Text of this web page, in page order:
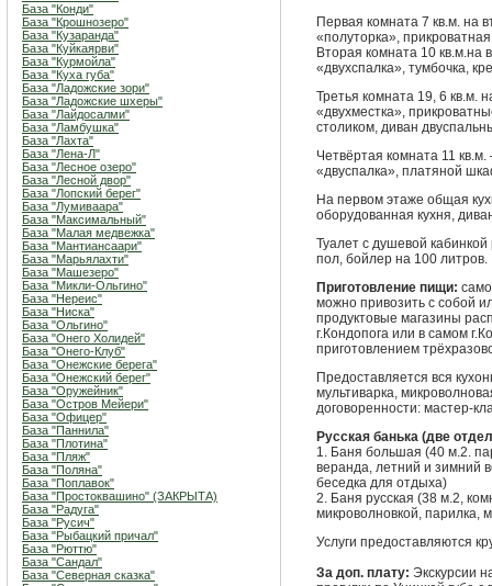
База "Конди"
База "Крошнозеро"
База "Кузаранда"
База "Куйкаярви"
База "Курмойла"
База "Куха губа"
База "Ладожские зори"
База "Ладожские шхеры"
База "Лайдосалми"
База "Ламбушка"
База "Лахта"
База "Лена-Л"
База "Лесное озеро"
База "Лесной двор"
База "Лопский берег"
База "Лумиваара"
База "Максимальный"
База "Малая медвежка"
База "Мантиансаари"
База "Марьялахти"
База "Машезеро"
База "Микли-Ольгино"
База "Нереис"
База "Ниска"
База "Ольгино"
База "Онего Холидей"
База "Онего-Клуб"
База "Онежские берега"
База "Онежский берег"
База "Оружейник"
База "Остров Мейери"
База "Офицер"
База "Паннила"
База "Плотина"
База "Пляж"
База "Поляна"
База "Поплавок"
База "Простоквашино" (ЗАКРЫТА)
База "Радуга"
База "Русич"
База "Рыбацкий причал"
База "Рюттю"
База "Сандал"
База "Северная сказка"
Первая комната 7 кв.м. на
«полуторка»,
Вторая комната 10 кв.м.на
«двухспалка», тумбочка,
Третья комната 19, 6 кв.м.
«двухместка»,
столиком, диван
Четвёртая комната 11
«двуспалка», платяной
На первом этаже общая
оборудованная кухня,
Туалет с душевой
пол, бойлер на 100 литров.
Приготовление пищи:
можно привозить с собой
продуктовые магазины
г.Кондопога или в самом
приготовлением
Предоставляется вся
мультиварка,
договоренности: мастер-
Русская банька (две
1. Баня большая (40 м.2.
веранда, летний и зимний
беседка для отдыха)
2. Баня русская (38 м.2,
микроволновкой, парилка,
Услуги предоставляются
За доп. плату: Экскурсии